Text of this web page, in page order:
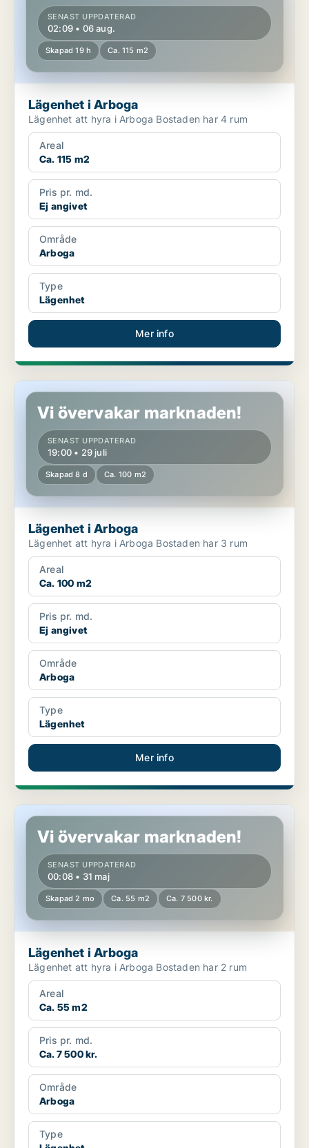
SENAST UPPDATERAD
02:09 • 06 aug.
Skapad 19 h Ca. 115 m2
Lägenhet i Arboga
Lägenhet att hyra i Arboga Bostaden har 4 rum
Areal
Ca. 115 m2
Pris pr. md.
Ej angivet
Område
Arboga
Type
Lägenhet
Mer info
Lägenhet i Arboga
Vi övervakar marknaden!
SENAST UPPDATERAD
19:00 • 29 juli
Skapad 8 d Ca. 100 m2
Lägenhet i Arboga
Lägenhet att hyra i Arboga Bostaden har 3 rum
Areal
Ca. 100 m2
Pris pr. md.
Ej angivet
Område
Arboga
Type
Lägenhet
Mer info
Lägenhet i Arboga
Vi övervakar marknaden!
SENAST UPPDATERAD
00:08 • 31 maj
Skapad 2 mo Ca. 55 m2 Ca. 7 500 kr.
Lägenhet i Arboga
Lägenhet att hyra i Arboga Bostaden har 2 rum
Areal
Ca. 55 m2
Pris pr. md.
Ca. 7 500 kr.
Område
Arboga
Type